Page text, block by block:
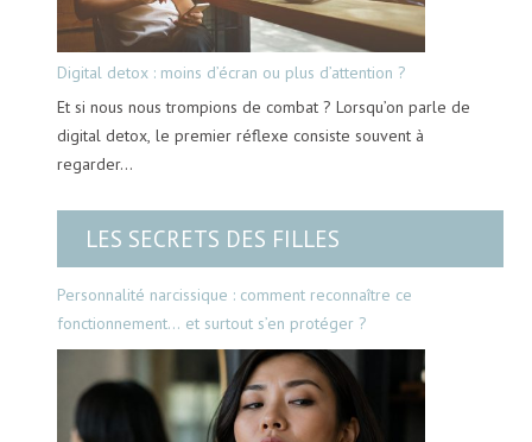
Digital detox : moins d’écran ou plus d’attention ?
Et si nous nous trompions de combat ? Lorsqu’on parle de
digital detox, le premier réflexe consiste souvent à
regarder…
LES SECRETS DES FILLES
Personnalité narcissique : comment reconnaître ce
fonctionnement… et surtout s’en protéger ?